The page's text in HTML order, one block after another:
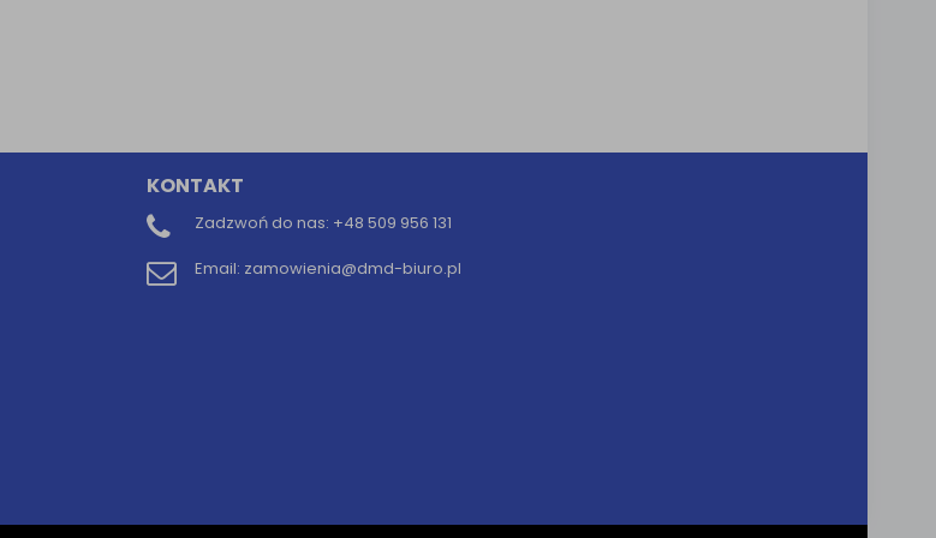
KONTAKT
Zadzwoń do nas: +48 509 956 131
Email: zamowienia@dmd-biuro.pl